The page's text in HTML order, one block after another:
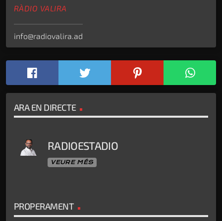
RÀDIO VALIRA
info@radiovalira.ad
ARA EN DIRECTE
RADIOESTADIO
VEURE MÉS
PROPERAMENT